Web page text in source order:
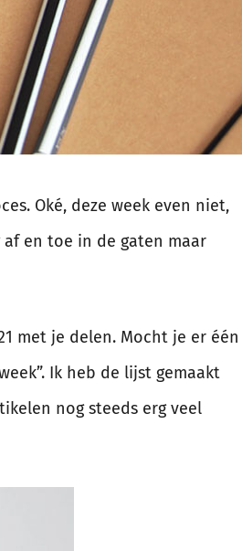
Oké, deze week even niet,
en toe in de gaten maar
met je delen. Mocht je er één
Ik heb de lijst gemaakt
nog steeds erg veel